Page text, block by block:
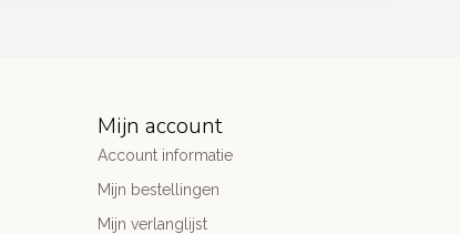
Mijn account
Account informatie
Mijn bestellingen
Mijn verlanglijst